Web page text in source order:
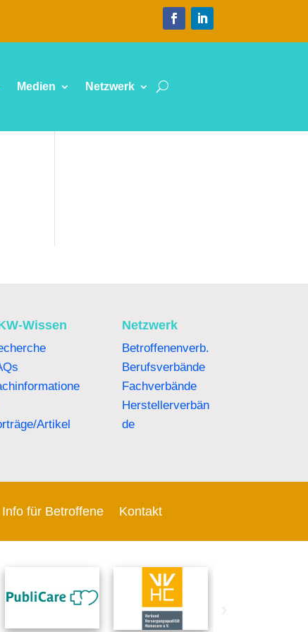
Medien Netzwerk
Wissen
Artikel
Netzwerk
Betroffenenverb.
Berufsverbände
Fachverbände
Herstellerverbän
de
Info für Betroffene Kontakt